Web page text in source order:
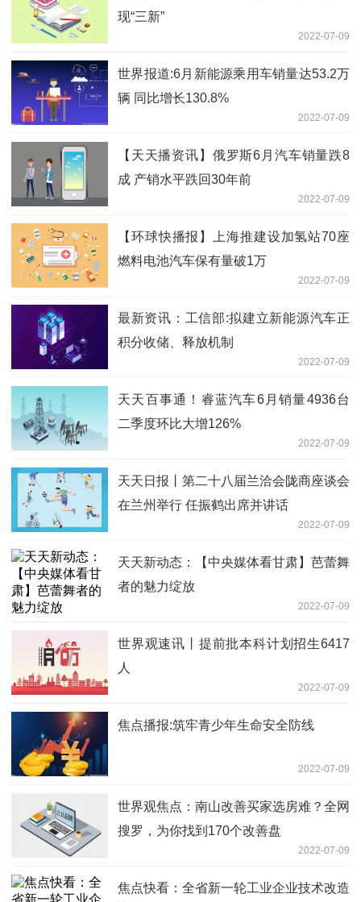
现“三新”
2022-07-09
世界报道:6月新能源乘用车销量达53.2万
辆 同比增长130.8%
2022-07-09
【天天播资讯】俄罗斯6月汽车销量跌8
成 产销水平跌回30年前
2022-07-09
【环球快播报】上海推建设加氢站70座
燃料电池汽车保有量破1万
2022-07-09
最新资讯：工信部:拟建立新能源汽车正
积分收储、释放机制
2022-07-09
天天百事通！睿蓝汽车6月销量4936台
二季度环比大增126%
2022-07-09
天天日报丨第二十八届兰洽会陇商座谈会
在兰州举行 任振鹤出席并讲话
2022-07-09
天天新动态：【中央媒体看甘肃】芭蕾舞
者的魅力绽放
2022-07-09
世界观速讯丨提前批本科计划招生6417
人
2022-07-09
焦点播报:筑牢青少年生命安全防线
2022-07-09
世界观焦点：南山改善买家选房难？全网
搜罗，为你找到170个改善盘
2022-07-09
焦点快看：全省新一轮工业企业技术改造